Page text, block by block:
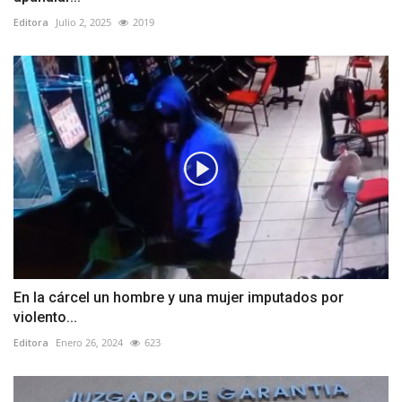
Editora Julio 2, 2025 2019
En la cárcel un hombre y una mujer imputados por
violento...
Editora Enero 26, 2024 623